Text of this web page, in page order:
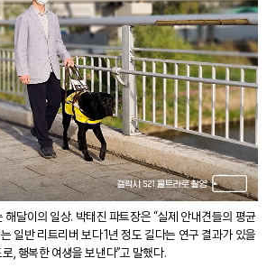
달이의 일상. 박태진 파트장은 “실제 안내견들의 평균
일반 리트리버 보다 1년 정도 길다는 연구 결과가 있을
, 행복한 여생을 보낸다”고 말했다.